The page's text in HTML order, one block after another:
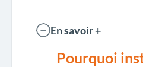
En savoir +
Pourquoi